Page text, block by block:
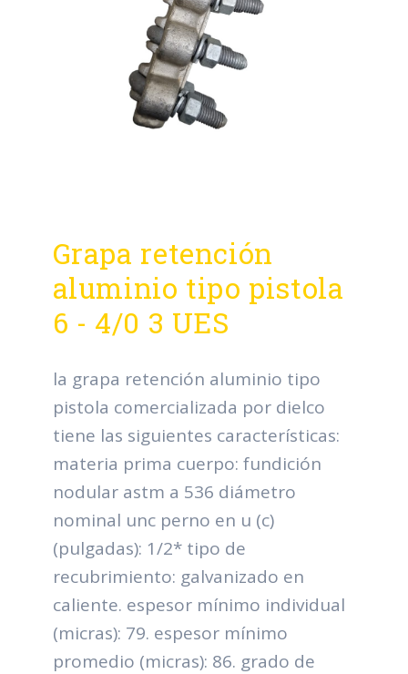
Grapa retención
aluminio tipo pistola
6 - 4/0 3 UES
la grapa retención aluminio tipo
pistola comercializada por dielco
tiene las siguientes características:
materia prima cuerpo: fundición
nodular astm a 536 diámetro
nominal unc perno en u (c)
(pulgadas): 1/2* tipo de
recubrimiento: galvanizado en
caliente. espesor mínimo individual
(micras): 79. espesor mínimo
promedio (micras): 86. grado de